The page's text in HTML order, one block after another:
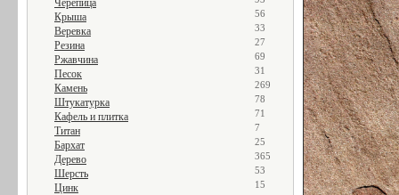
Черепица
Крыша 56
Веревка 33
Резина 27
Ржавчина 69
Песок 31
Камень 269
Штукатурка 78
Кафель и плитка 71
Титан 7
Бархат 25
Дерево 365
Шерсть 53
Цинк 15